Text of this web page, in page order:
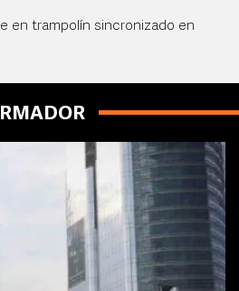
en trampolín sincronizado en